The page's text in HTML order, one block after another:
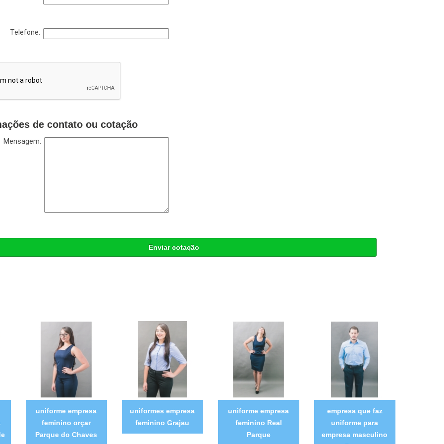
Telefone:
de contato ou cotação
Mensagem:
Enviar cotação
uniforme empresa
feminino orçar
Parque do Chaves
uniformes empresa
feminino Grajau
uniforme empresa
feminino Real
Parque
empresa que faz
uniforme para
empresa masculino